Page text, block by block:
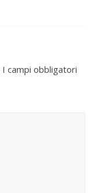
I campi obbligatori